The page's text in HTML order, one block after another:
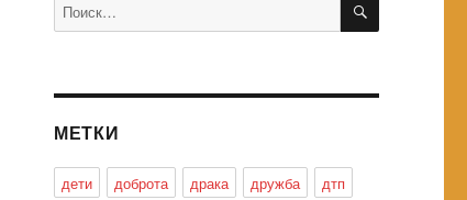
МЕТКИ
дети доброта драка дружба
дтп